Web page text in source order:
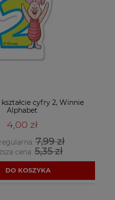
cyfry 2, Winnie
Alphabet
4,00 zł
7,99 zł
cena: 5,35 zł
DO KOSZYKA